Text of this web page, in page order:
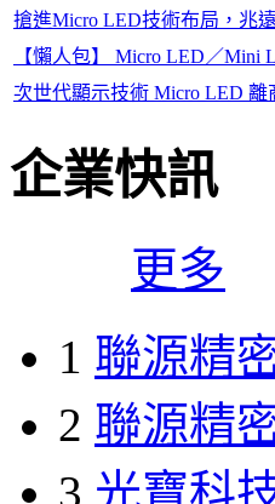
搶進Micro LED技術布局，兆
【懶人包】 Micro LED／Mini
次世代顯示技術 Micro LED 離
企業快訊
更多
1 聯源精
2 聯源精
3 光寶科